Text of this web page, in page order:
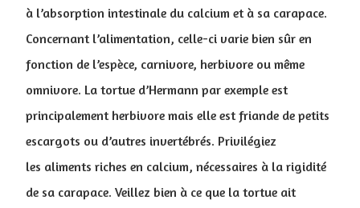
à l’absorption intestinale du calcium et à sa carapace.
Concernant l’alimentation, celle-ci varie bien sûr en
fonction de l’espèce, carnivore, herbivore ou même
omnivore. La tortue d’Hermann par exemple est
principalement herbivore mais elle est friande de petits
escargots ou d’autres invertébrés. Privilégiez
les aliments riches en calcium, nécessaires à la rigidité
de sa carapace. Veillez bien à ce que la tortue ait